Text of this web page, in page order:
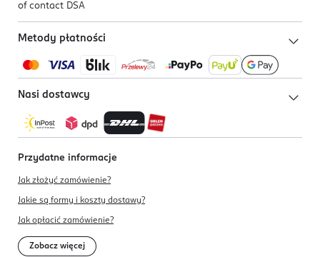
of contact DSA
Metody płatności
Nasi dostawcy
Przydatne informacje
Jak złożyć zamówienie?
Jakie są formy i koszty dostawy?
Jak opłacić zamówienie?
Zobacz więcej